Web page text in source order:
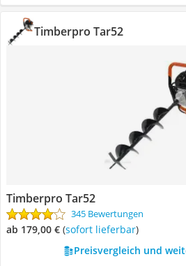
Timberpro Tar52
Timberpro Tar52
345 Bewertungen
ab 179,00 € ( Sofort lieferbar)
Preisvergleich und